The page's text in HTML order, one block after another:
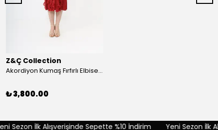
Z&Ç Collection
Akordiyon Kumaş Fırfırlı Elbise - Kırmızı
₺ 3,800.00
Sezon İlk Alışverişinde Sepette %10 İndirim Yeni Sezon İlk